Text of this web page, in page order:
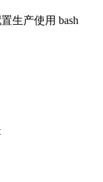
生产使用 bash